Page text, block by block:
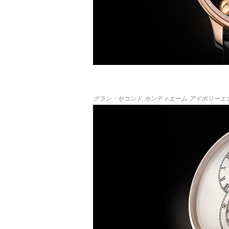
グラン・セコンド カンティエーム アイボリーエ